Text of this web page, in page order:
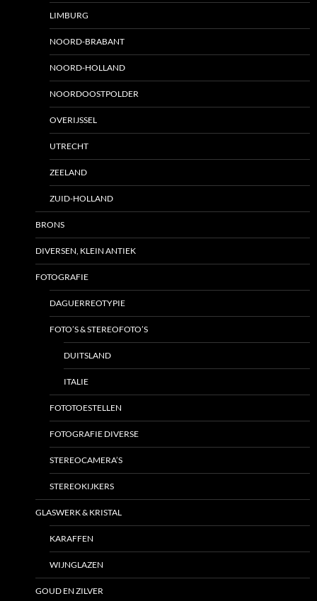
LIMBURG
NOORD-BRABANT
NOORD-HOLLAND
NOORDOOSTPOLDER
OVERIJSSEL
UTRECHT
ZEELAND
ZUID-HOLLAND
BRONS
DIVERSEN, KLEIN ANTIEK
FOTOGRAFIE
DAGUERREOTYPIE
FOTO’S & STEREOFOTO’S
DUITSLAND
ITALIE
FOTOTOESTELLEN
FOTOGRAFIE DIVERSE
STEREOCAMERA’S
STEREOKIJKERS
GLASWERK & KRISTAL
KARAFFEN
WIJNGLAZEN
GOUD EN ZILVER